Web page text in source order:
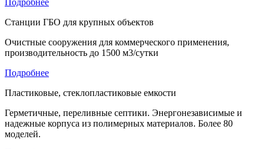
Подробнее
Станции ГБО для крупных объектов
Очистные сооружения для коммерческого применения,
производительность до 1500 м3/сутки
Подробнее
Пластиковые, стеклопластиковые емкости
Герметичные, переливные септики. Энергонезависимые и
надежные корпуса из полимерных материалов. Более 80
моделей.